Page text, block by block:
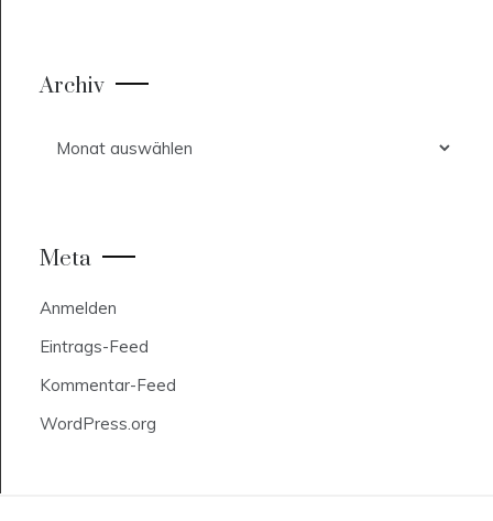
Archiv
Meta
Anmelden
Eintrags-Feed
Kommentar-Feed
WordPress.org